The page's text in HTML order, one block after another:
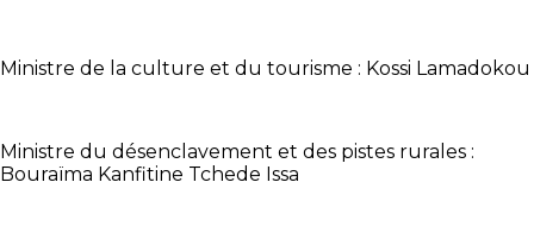
Ministre de la culture et du tourisme : Kossi Lamadokou
Ministre du désenclavement et des pistes rurales :
Bouraïma Kanfitine Tchede Issa